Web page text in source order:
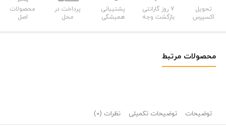
تحویل
اکسپرس
7 روز گارانتی
بازگشت وجه
پشتیبانی
همیشگی
پرداخت در
محل
محصولات
اصل
محصولات مرتبط
توضیحات توضیحات تکمیلی نظرات (0)